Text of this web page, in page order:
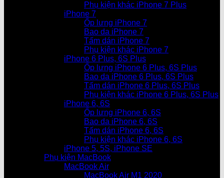
Phụ kiện khác iPhone 7 Plus
iPhone 7
Ốp lưng iPhone 7
Bao da iPhone 7
Tấm dán iPhone 7
Phụ kiện khác iPhone 7
iPhone 6 Plus, 6S Plus
Ốp lưng iPhone 6 Plus, 6S Plus
Bao da iPhone 6 Plus, 6S Plus
Tấm dán iPhone 6 Plus, 6S Plus
Phụ kiện khác iPhone 6 Plus, 6S Plus
iPhone 6, 6S
Ốp lưng iPhone 6, 6S
Bao da iPhone 6, 6S
Tấm dán iPhone 6, 6S
Phụ kiện khác iPhone 6, 6S
iPhone 5, 5S, iPhone SE
Phụ kiện MacBook
MacBook Air
MacBook Air M1 2020